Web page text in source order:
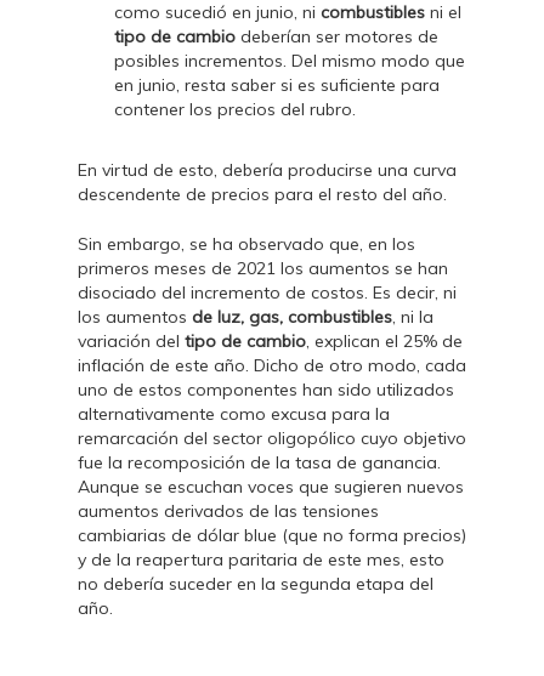
como sucedió en junio, ni combustibles ni el
tipo de cambio deberían ser motores de
posibles incrementos. Del mismo modo que
en junio, resta saber si es suficiente para
contener los precios del rubro.
En virtud de esto, debería producirse una curva
descendente de precios para el resto del año.
Sin embargo, se ha observado que, en los
primeros meses de 2021 los aumentos se han
disociado del incremento de costos. Es decir, ni
los aumentos de luz, gas, combustibles, ni la
variación del tipo de cambio, explican el 25% de
inflación de este año. Dicho de otro modo, cada
uno de estos componentes han sido utilizados
alternativamente como excusa para la
remarcación del sector oligopólico cuyo objetivo
fue la recomposición de la tasa de ganancia.
Aunque se escuchan voces que sugieren nuevos
aumentos derivados de las tensiones
cambiarias de dólar blue (que no forma precios)
y de la reapertura paritaria de este mes, esto
no debería suceder en la segunda etapa del
año.